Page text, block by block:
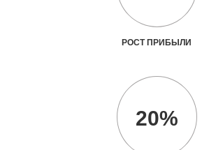
РОСТ ПРИБЫЛИ
20%